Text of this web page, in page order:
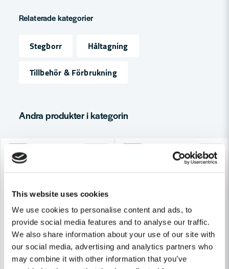
This website uses cookies
We use cookies to personalise content and ads, to
provide social media features and to analyse our traffic.
We also share information about your use of our site with
our social media, advertising and analytics partners who
may combine it with other information that you’ve
Fråga oss något om denna produkten...
Namn
Skicka fråga
Relaterade kategorier
Stegborr
Håltagning
Tillbehör & Förbrukning
Andra produkter i kategorin
DEWALT POWERTOOLS
-23%
DEWALT POWERTOOLS